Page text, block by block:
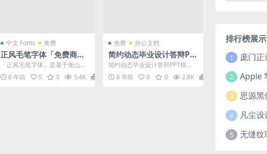
中文 Fonts 免费
正风毛笔字体「免费商用
字体」
「正风毛笔字体」是基于衡山毛
笔フォント行书的开放原始码中
文字型。衡山毛笔行书字体...
6 年前 0 0 5.4K
免费 办公文档
简约动态毕业设计答辩PP
T模板
简约动态毕业设计答辩PPT模
板。一套论文答辩毕业设计幻灯
片模板，简约大色块设计，...
6 年前 0 0 2.8K
排行榜展示
1
2
3
4
5